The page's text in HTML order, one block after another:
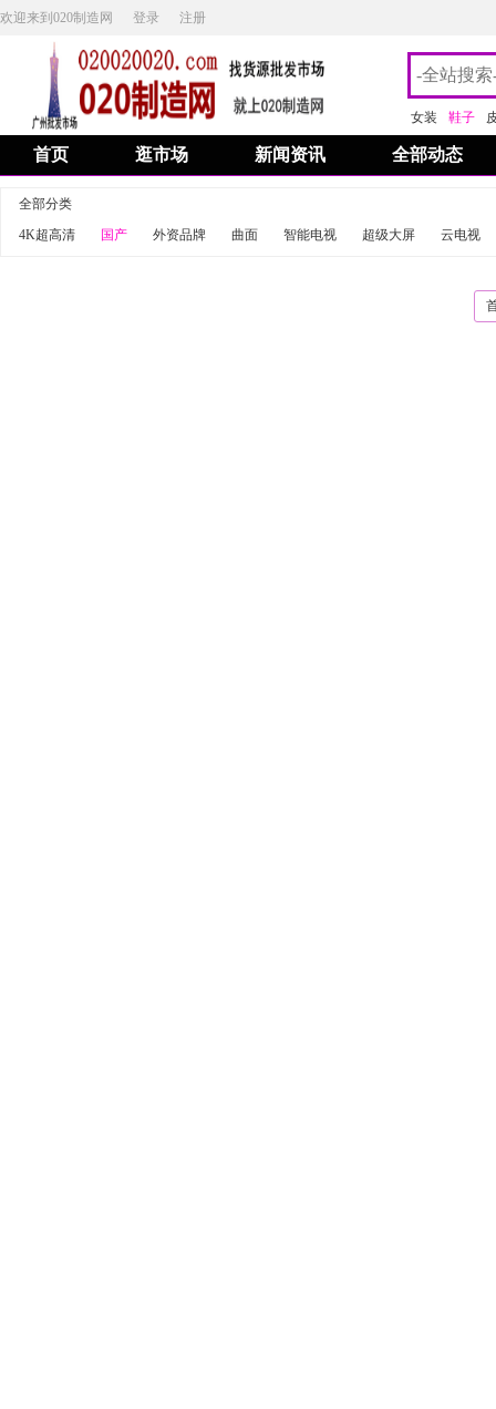
欢迎来到020制造网 登录 注册
女装 鞋子
首页 逛市场 新闻资讯 全部动态
全部分类
4K超高清
国产 外资品牌 曲面 智能电视 超级大屏 云电视